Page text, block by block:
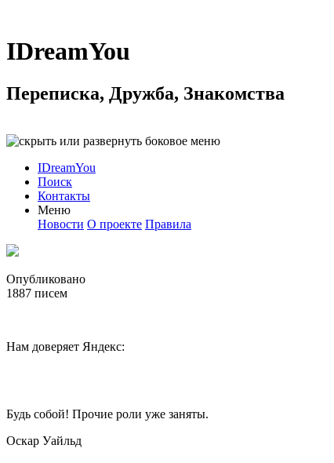
IDreamYou
Переписка, Дружба, Знакомства
IDreamYou
Поиск
Контакты
Меню
Новости О проекте Правила
Опубликовано
1887 писем
Нам доверяет Яндекс:
Будь собой! Прочие роли уже заняты.
Оскар Уайльд